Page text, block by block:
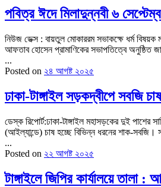
পবিত্র ঈদে মিলাদুন্নবী ৬
নিউজ ডেক্স : বায়তুল মোকাররম সভাকক্ষে ধর্ম বিষয়ক
আফতাব হোসেন প্রামাণিকের সভাপতিত্বে অনুষ্ঠিত
...
Posted on ২৪ আগষ্ট ২০২৫
ঢাকা-টাঙ্গাইল সড়কদ্বীপে সবজি চাষ
ডেস্ক রিপোর্ট:ঢাকা-টাঙ্গাইল মহাসড়কের দুই পাশের
(আইল্যান্ডে) চাষ হচ্ছে বিভিন্ন ধরনের শাক-সবজি।
...
Posted on ২২ আগষ্ট ২০২৫
টাঙ্গাইলে জিপির কার্যালয়ে তালা